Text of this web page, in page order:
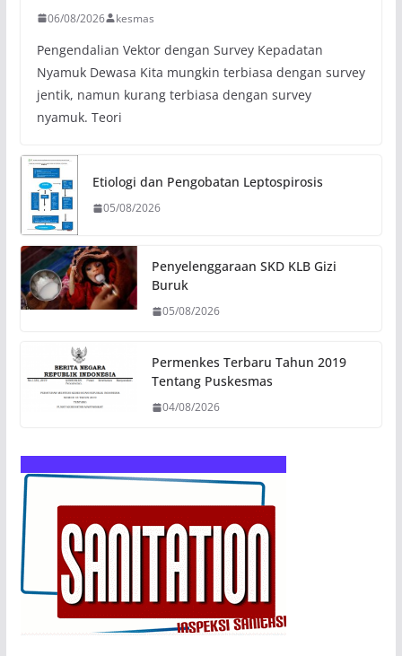
06/08/2026 kesmas
Pengendalian Vektor dengan Survey Kepadatan
Nyamuk Dewasa Kita mungkin terbiasa dengan survey
jentik, namun kurang terbiasa dengan survey
nyamuk. Teori
Etiologi dan Pengobatan Leptospirosis
05/08/2026
Penyelenggaraan SKD KLB Gizi
Buruk
05/08/2026
Permenkes Terbaru Tahun 2019
Tentang Puskesmas
04/08/2026